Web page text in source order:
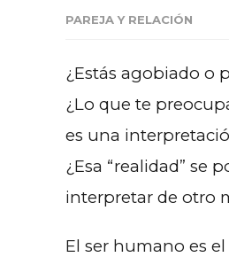
PAREJA Y RELACIÓN
¿Estás agobiado o
¿Lo que te
es una
¿Esa “realidad” se
interpretar de otro
El ser humano es